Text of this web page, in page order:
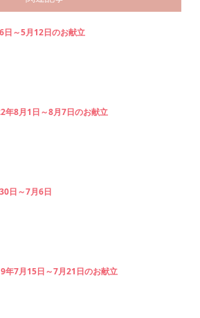
日～5月12日のお献立
年8月1日～8月7日のお献立
日～7月6日
年7月15日～7月21日のお献立